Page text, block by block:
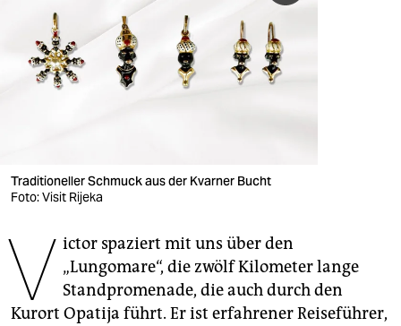
veranstaltungen
abo
genossenschaft
epaper login
Traditioneller Schmuck aus der Kvarner Bucht
Foto: Visit Rijeka
V ictor spaziert mit uns über den
„Lungomare“, die zwölf Kilometer lange
Standpromenade, die auch durch den
Kurort Opatija führt. Er ist erfahrener Reiseführer,